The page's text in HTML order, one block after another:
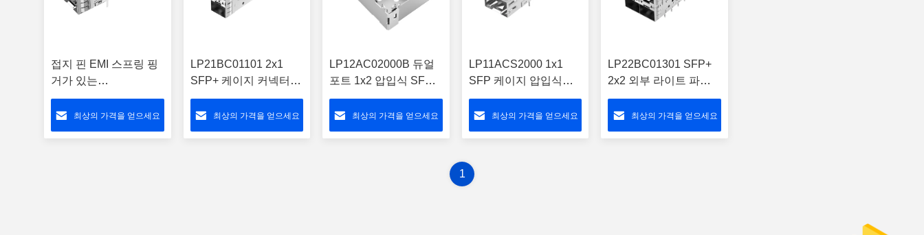
접지 핀 EMI 스프링 핑
거가 있는
LP11BCS2000 1X1
SFP+ 케이지
최상의 가격을 얻으세요
LP21BC01101 2x1
SFP+ 케이지 커넥터
(LightPipe 및 EMI 스프
링 포함)최상의 가격을 얻으세요
LP12AC02000B 듀얼
포트 1x2 압입식 SFP
케이지, 광파이프 없음
최상의 가격을 얻으세요
LP11ACS2000 1x1
SFP 케이지 압입식
EMI 핑거 RoHS 준수
최상의 가격을 얻으세요
LP22BC01301 SFP+
2x2 외부 라이트 파이
프와 함께 케이지 커넥
터
최상의 가격을 얻으세요
1